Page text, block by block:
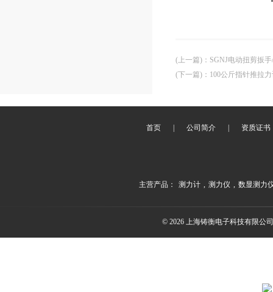
(上一篇) ： SGNJ电动扭剪扳
(下一篇) ： 100公斤指针推拉
首页 公司简介 资质证书
主营产品： 测力计 , 测力仪 , 数显测力
© 2026 上海铸衡电子科技有限公